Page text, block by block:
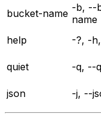
bucket-name -b, --
name
help
-?, -
quiet
-q, --
json
-j, --